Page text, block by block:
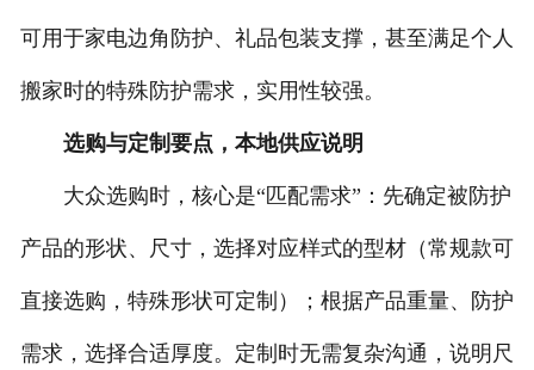
可用于家电边角防护、礼品包装支撑，甚至满足个人
搬家时的特殊防护需求，实用性较强。
选购与定制要点，本地供应说明
大众选购时，核心是“匹配需求”：先确定被防护
产品的形状、尺寸，选择对应样式的型材（常规款可
直接选购，特殊形状可定制）；根据产品重量、防护
需求，选择合适厚度。定制时无需复杂沟通，说明尺